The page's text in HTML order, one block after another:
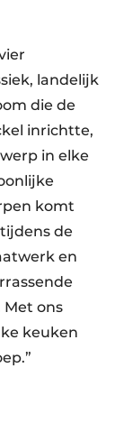
landelijk
die de
inrichtte,
in elke
komt
de
en
ons
keuken